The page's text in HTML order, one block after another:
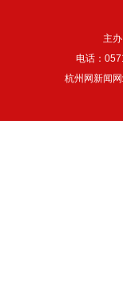
主
电话：
杭州网新闻